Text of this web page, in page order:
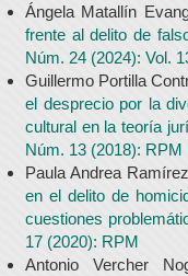
Ángela Matallín
frente al delito de
Núm. 24 (2024): Vol.
Guillermo Portilla
el desprecio por la
cultural en la teoría
Núm. 13 (2018): RPM
Paula Andrea
en el delito de
cuestiones
17 (2020): RPM
Antonio Vercher